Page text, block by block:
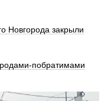
Новгорода закрыли
побратимами